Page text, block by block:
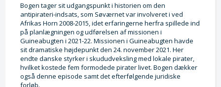
Bogen tager sit udgangspunkt i historien om den
antipirateri-indsats, som Søværnet var involveret i ved
Afrikas Horn 2008-2015, idet erfaringerne herfra spillede ind
på planlægningen og udførelsen af missionen i
Guineabugten i 2021-22. Missionen i Guineabugten havde
sit dramatiske højdepunkt den 24. november 2021. Her
endte danske styrker i skududveksling med lokale pirater,
hvilket kostede fem formodede pirater livet. Bogen dækker
også denne episode samt det efterfølgende juridiske
forløb.